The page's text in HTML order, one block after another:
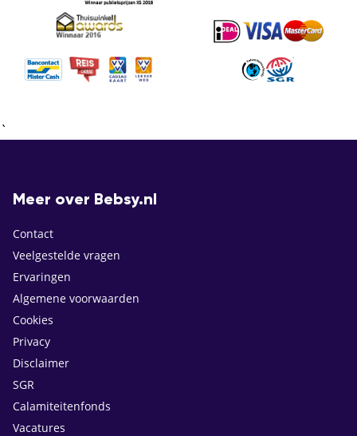
`
Meer over Bebsy.nl
Contact
Veelgestelde vragen
Ervaringen
Algemene voorwaarden
Cookies
Privacy
Disclaimer
SGR
Calamiteitenfonds
Vacatures